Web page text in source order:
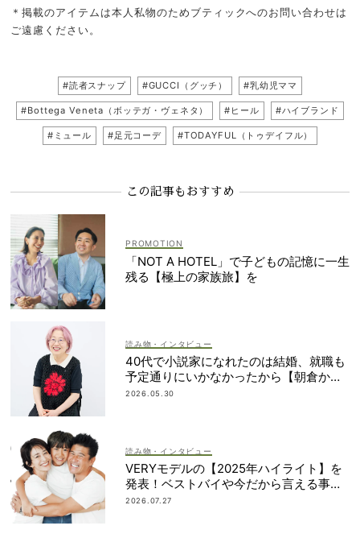
＊掲載のアイテムは本人私物のためブティックへのお問い合わせは
ご遠慮ください。
#読者スナップ #GUCCI（グッチ） #乳幼児ママ
#Bottega Veneta（ボッテガ・ヴェネタ） #ヒール #ハイブランド
#ミュール #足元コーデ #TODAYFUL（トゥデイフル）
この記事もおすすめ
「NOT A HOTEL」で子どもの記憶に一生
残る【極上の家族旅】を
読み物・インタビュー
40代で小説家になれたのは結婚、就職も
予定通りにいかなかったから【朝倉かす
みさん】
2026.05.30
読み物・インタビュー
VERYモデルの【2025年ハイライト】を
発表！ベストバイや今だから言える事件
簿も大公開
2026.07.27